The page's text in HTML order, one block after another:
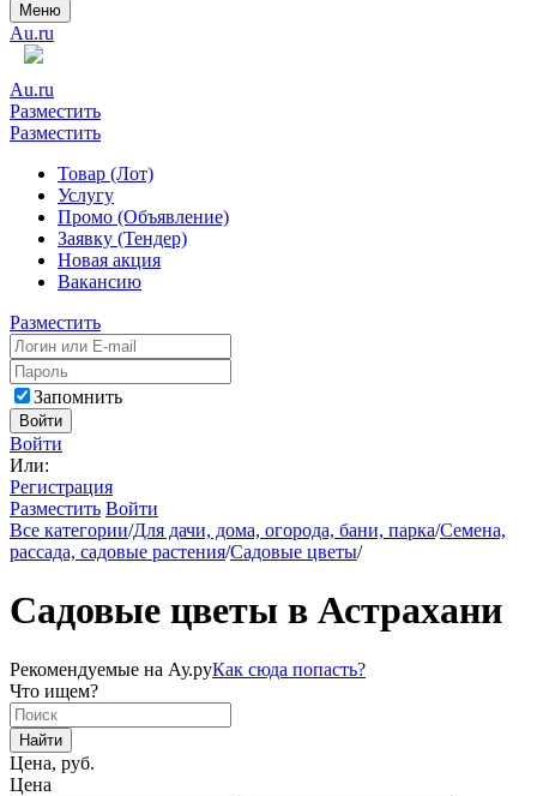
Меню
Au.ru
Au.ru
Разместить
Разместить
Товар (Лот)
Услугу
Промо (Объявление)
Заявку (Тендер)
Новая акция
Вакансию
Разместить
Запомнить
Войти
Войти
Или:
Регистрация
Разместить Войти
Все категории/Для дачи, дома, огорода, бани, парка/Семена,
рассада, садовые растения/Садовые цветы/
Садовые цветы в Астрахани
Рекомендуемые на Ау.руКак сюда попасть?
Что ищем?
Найти
Цена, руб.
Цена